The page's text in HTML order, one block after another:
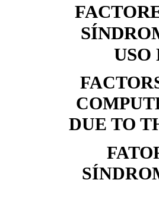
USO
DUE TO